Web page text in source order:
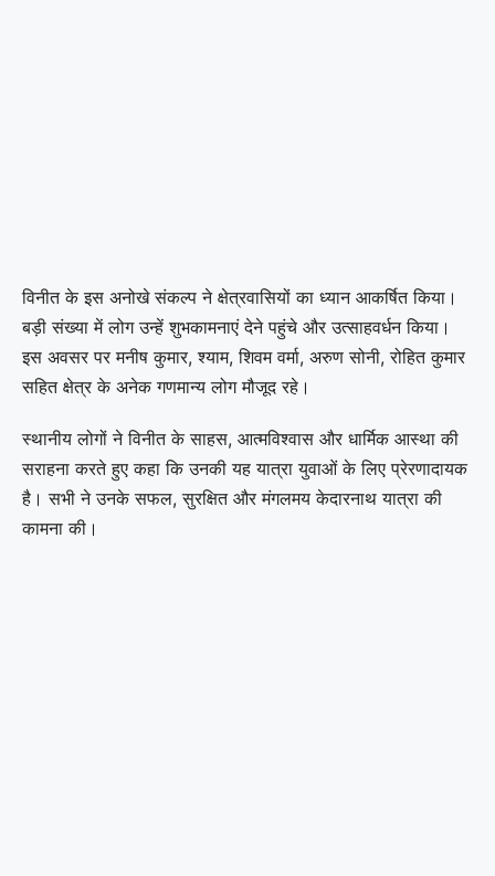
विनीत के इस अनोखे संकल्प ने क्षेत्रवासियों का ध्यान आकर्षित किया।
बड़ी संख्या में लोग उन्हें शुभकामनाएं देने पहुंचे और उत्साहवर्धन किया।
इस अवसर पर मनीष कुमार, श्याम, शिवम वर्मा, अरुण सोनी, रोहित कुमार
सहित क्षेत्र के अनेक गणमान्य लोग मौजूद रहे।
स्थानीय लोगों ने विनीत के साहस, आत्मविश्वास और धार्मिक आस्था की
सराहना करते हुए कहा कि उनकी यह यात्रा युवाओं के लिए प्रेरणादायक
है। सभी ने उनके सफल, सुरक्षित और मंगलमय केदारनाथ यात्रा की
कामना की।